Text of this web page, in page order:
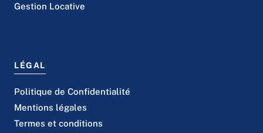
Gestion Locative
LÉGAL
Politique de Confidentialité
Mentions légales
Termes et conditions